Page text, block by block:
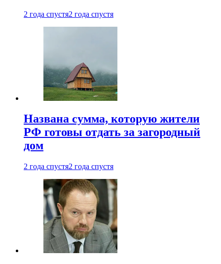
2 года спустя2 года спустя
Названа сумма, которую жители
РФ готовы отдать за загородный
дом
2 года спустя2 года спустя